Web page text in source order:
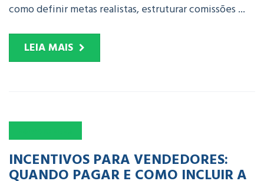
como definir metas realistas, estruturar comissões ...
LEIA MAIS
INCENTIVOS PARA VENDEDORES:
QUANDO PAGAR E COMO INCLUIR A